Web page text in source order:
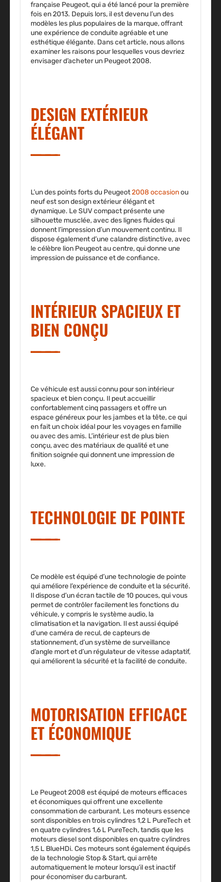
française Peugeot, qui a été lancé pour la première
fois en 2013. Depuis lors, il est devenu l’un des
modèles les plus populaires de la marque, offrant
une expérience de conduite agréable et une
esthétique élégante. Dans cet article, nous allons
examiner les raisons pour lesquelles vous devriez
envisager d’acheter un Peugeot 2008.
DESIGN EXTÉRIEUR
ÉLÉGANT
L’un des points forts du Peugeot2008 occasionou
neuf est son design extérieur élégant et
dynamique. Le SUV compact présente une
silhouette musclée, avec des lignes fluides qui
donnent l’impression d’un mouvement continu. Il
dispose également d’une calandre distinctive, avec
le célèbre lion Peugeot au centre, qui donne une
impression de puissance et de confiance.
INTÉRIEUR SPACIEUX ET
BIEN CONÇU
Ce véhicule est aussi connu pour son intérieur
spacieux et bien conçu. Il peut accueillir
confortablement cinq passagers et offre un
espace généreux pour les jambes et la tête, ce qui
en fait un choix idéal pour les voyages en famille
ou avec des amis. L’intérieur est de plus bien
conçu, avec des matériaux de qualité et une
finition soignée qui donnent une impression de
luxe.
TECHNOLOGIE DE POINTE
Ce modèle est équipé d’une technologie de pointe
qui améliore l’expérience de conduite et la sécurité.
Il dispose d’un écran tactile de 10 pouces, qui vous
permet de contrôler facilement les fonctions du
véhicule, y compris le système audio, la
climatisation et la navigation. Il est aussi équipé
d’une caméra de recul, de capteurs de
stationnement, d’un système de surveillance
d’angle mort et d’un régulateur de vitesse adaptatif,
qui améliorent la sécurité et la facilité de conduite.
MOTORISATION EFFICACE
ET ÉCONOMIQUE
Le Peugeot 2008 est équipé de moteurs efficaces
et économiques qui offrent une excellente
consommation de carburant. Les moteurs essence
sont disponibles en trois cylindres 1,2 L PureTech et
en quatre cylindres 1,6 L PureTech, tandis que les
moteurs diesel sont disponibles en quatre cylindres
1,5 L BlueHDi. Ces moteurs sont également équipés
de la technologie Stop & Start, qui arrête
automatiquement le moteur lorsqu’il est inactif
pour économiser du carburant.